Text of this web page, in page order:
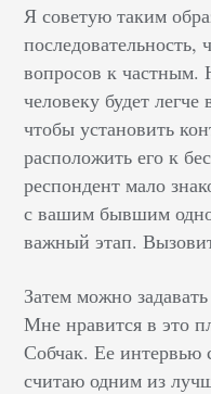
Я советую таким
вопросов к частным.
человеку будет
чтобы установить
расположить его к
респондент мало
с вашим бывшим
важный этап.
Затем можно
Мне нравится в это
Собчак. Ее
считаю одним из